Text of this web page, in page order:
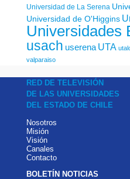
Universidad de La Serena
Universidad de O'Higgins
Universidades
usach userena UTA
valparaiso
RED DE TELEVISIÓN
DE LAS UNIVERSIDADES
DEL ESTADO DE CHILE
Nosotros
Misión
Visión
Canales
Contacto
BOLETÍN NOTICIAS